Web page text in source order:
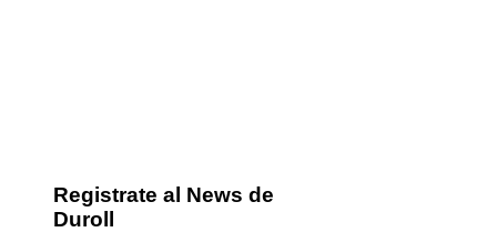
Registrate al News de
Duroll